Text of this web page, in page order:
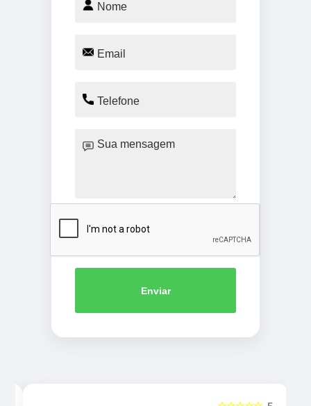
Enviar